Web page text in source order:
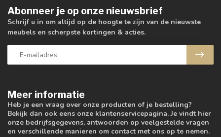
Meer informatie
Heb je een vraag over onze producten of je bestelling?
Bekijk dan ook eens onze klantenservicepagina. Je vindt hier
onze bedrijfsgegevens, antwoorden op veelgestelde vragen
en verschillende manieren om contact met ons op te nemen.
Abonneer je op onze nieuwsbrief
Schrijf u in om altijd op de hoogte te zijn van de nieuwste
meubels en scherpste kortingen & acties.